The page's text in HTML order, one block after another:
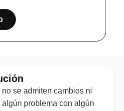
se admiten cambios ni
problema con algún